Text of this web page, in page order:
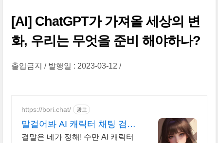
[AI] ChatGPT가 가져올 세상의 변
화, 우리는 무엇을 준비 해야하나?
출입금지 발행일 : 2023-03-12
https://bori.chat/ 광고
말걸어봐 AI 캐릭터 채팅 검열
없는 자유대화
결말은 네가 정해! 수만 AI 캐릭터